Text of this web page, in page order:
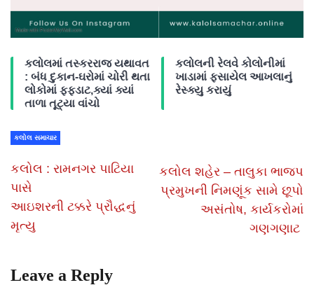
કલોલમાં તસ્કરરાજ યથાવત
: બંધ દુકાન-ઘરોમાં ચોરી થતા
લોકોમાં ફફડાટ,ક્યાં ક્યાં
તાળા તૂટ્યા વાંચો
કલોલની રેલવે કોલોનીમાં
ખાડામાં ફસાયેલ આખલાનું
રેસ્ક્યુ કરાયું
કલોલ સમાચાર
કલોલ : રામનગર પાટિયા
પાસે
આઇશરની ટક્કરે પ્રૌદ્ધનું
મૃત્યુ
કલોલ શહેર – તાલુકા ભાજપ
પ્રમુખની નિમણૂંક સામે છૂપો
અસંતોષ, કાર્યકરોમાં
ગણગણાટ
Leave a Reply